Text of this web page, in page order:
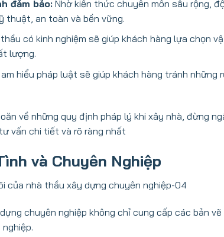
đảm bảo:Nhờ kiến thức chuyên môn sâu rộng,
thuật, an toàn và bền vững.
có kinh nghiệm sẽ giúp khách hàng lựa chọn
lượng.
hiểu pháp luật sẽ giúp khách hàng tránh những
về những quy định pháp lý khi xây nhà, đừng
vấn chi tiết và rõ ràng nhất
và Chuyên Nghiệp
chuyên nghiệp không chỉ cung cấp các bản